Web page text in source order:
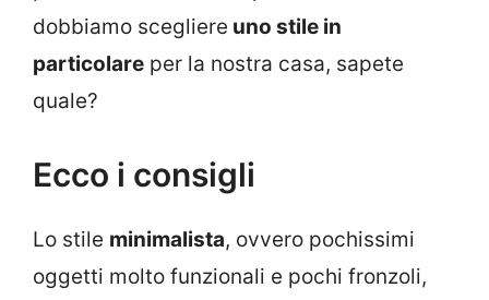
dobbiamo scegliere uno stile in
particolare per la nostra casa, sapete
quale?
Ecco i consigli
Lo stile minimalista, ovvero pochissimi
oggetti molto funzionali e pochi fronzoli,